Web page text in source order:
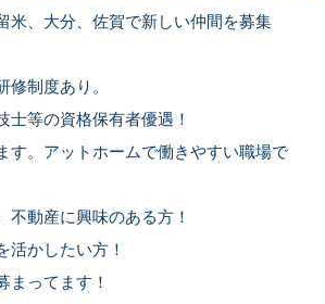
米、大分、佐賀で新しい仲間を募集
制度あり。
士等の資格保有者優遇！
す。アットホームで働きやすい職場で
不動産に興味のある方！
活かしたい方！
まってます！